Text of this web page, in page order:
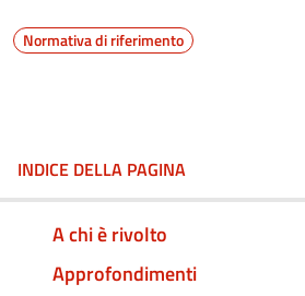
Normativa di riferimento
INDICE DELLA PAGINA
A chi è rivolto
Approfondimenti